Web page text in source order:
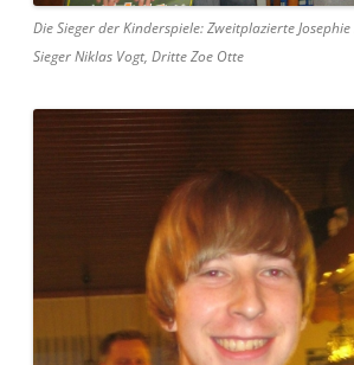
Die Sieger der Kinderspiele: Zweitplazierte Josephie
Sieger Niklas Vogt, Dritte Zoe Otte